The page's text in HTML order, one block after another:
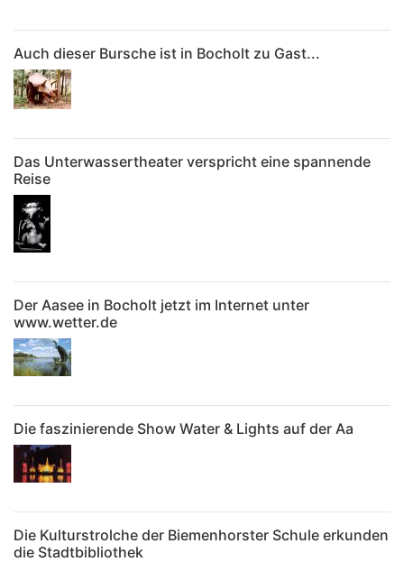
Auch dieser Bursche ist in Bocholt zu Gast...
Das Unterwassertheater verspricht eine spannende
Reise
Der Aasee in Bocholt jetzt im Internet unter
www.wetter.de
Die faszinierende Show Water & Lights auf der Aa
Die Kulturstrolche der Biemenhorster Schule erkunden
die Stadtbibliothek